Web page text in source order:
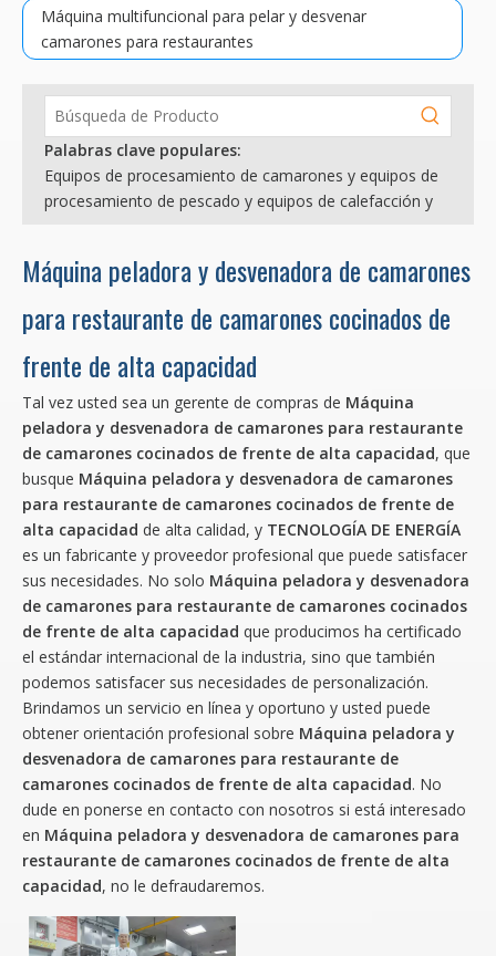
Máquina multifuncional para pelar y desvenar
camarones para restaurantes
Palabras clave populares:
Equipos de procesamiento de camarones y equipos de
procesamiento de pescado y equipos de calefacción y
Máquina peladora y desvenadora de camarones
para restaurante de camarones cocinados de
frente de alta capacidad
Tal vez usted sea un gerente de compras de Máquina
peladora y desvenadora de camarones para restaurante
de camarones cocinados de frente de alta capacidad, que
busque Máquina peladora y desvenadora de camarones
para restaurante de camarones cocinados de frente de
alta capacidad de alta calidad, y TECNOLOGÍA DE ENERGÍA
es un fabricante y proveedor profesional que puede satisfacer
sus necesidades. No solo Máquina peladora y desvenadora
de camarones para restaurante de camarones cocinados
de frente de alta capacidad que producimos ha certificado
el estándar internacional de la industria, sino que también
podemos satisfacer sus necesidades de personalización.
Brindamos un servicio en línea y oportuno y usted puede
obtener orientación profesional sobre Máquina peladora y
desvenadora de camarones para restaurante de
camarones cocinados de frente de alta capacidad. No
dude en ponerse en contacto con nosotros si está interesado
en Máquina peladora y desvenadora de camarones para
restaurante de camarones cocinados de frente de alta
capacidad, no le defraudaremos.